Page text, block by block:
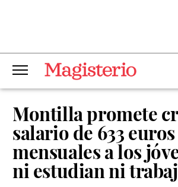
Montilla promete
salario de 633 euros
mensuales a los
ni estudian ni